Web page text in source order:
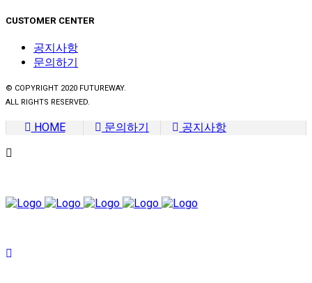
CUSTOMER CENTER
공지사항
문의하기
© COPYRIGHT 2020 FUTUREWAY.
ALL RIGHTS RESERVED.
HOME 문의하기 공지사항